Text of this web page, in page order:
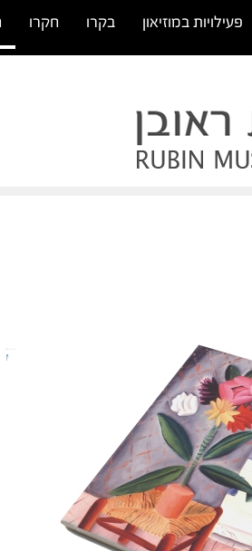
פעילויות במוזיאון בקרו חקרו